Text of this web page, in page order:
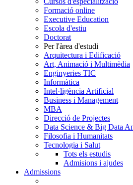
Formació online
Executive Education
Escola d'estiu
Doctorat
Per l'àrea d'estudi
Arquitectura i Edificació
Art, Animació i Multimèdia
Enginyeries TIC
Informàtica
Intel·ligència Artificial
Business i Management
MBA
Direcció de Projectes
Data Science & Big Data
Filosofia i Humanitats
Tecnologia i Salut
Tots els estudis
Admisions i ajudes
Admissions